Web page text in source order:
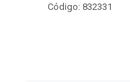
Código: 832331